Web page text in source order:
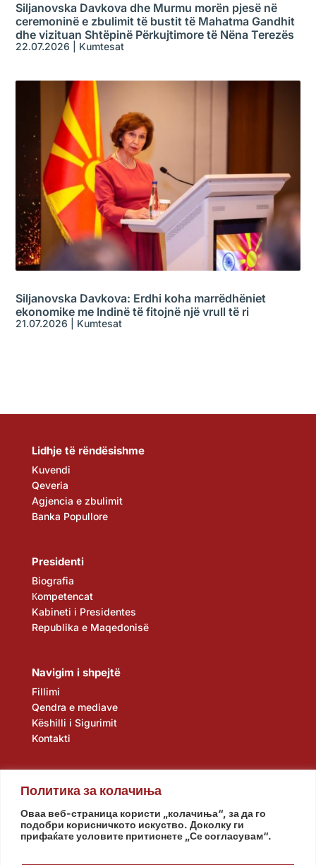
Политика за колачиња
Оваа веб-страница користи „колачиња“, за да го
подобри корисничкото искуство. Доколку ги
прифаќате условите притиснете „Се согласувам“.
Siljanovska Davkova dhe Murmu morën pjesë në
ceremoninë e zbulimit të bustit të Mahatma Gandhit
dhe vizituan Shtëpinë Përkujtimore të Nëna Terezës
22.07.2026 Kumtesat
Siljanovska Davkova: Erdhi koha marrëdhëniet
ekonomike me Indinë të fitojnë një vrull të ri
21.07.2026 Kumtesat
Lidhje të rëndësishme
Kuvendi
Qeveria
Agjencia e zbulimit
Banka Popullore
Presidenti
Biografia
Кompetencat
Kabineti i Presidentes
Republika e Maqedonisë
Navigim i shpejtë
Fillimi
Qendra e mediave
Këshilli i Sigurimit
Kontakti